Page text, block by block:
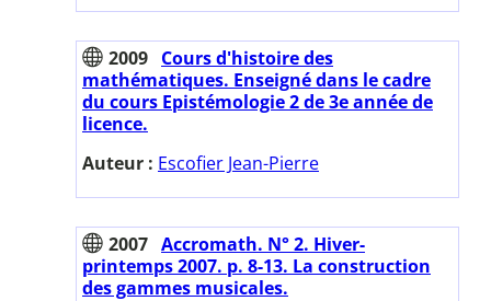
2009 Cours d'histoire des
mathématiques. Enseigné dans le cadre
du cours Epistémologie 2 de 3e année de
licence.
Auteur : Escofier Jean-Pierre
2007 Accromath. N° 2. Hiver-
printemps 2007. p. 8-13. La construction
des gammes musicales.